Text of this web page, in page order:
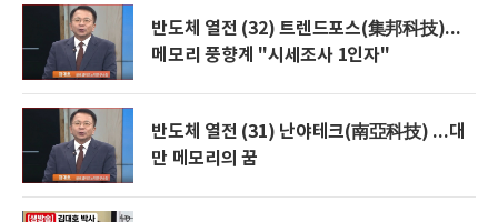
반도체 열전 (32) 트렌드포스(集邦科技)...
메모리 풍향계 "시세조사 1인자"
반도체 열전 (31) 난야테크(南亞科技) ...대
만 메모리의 꿈